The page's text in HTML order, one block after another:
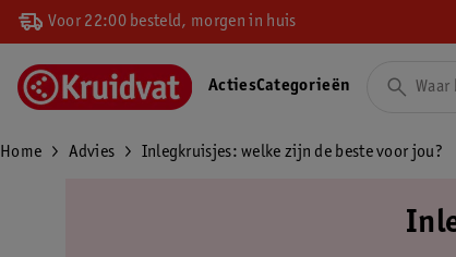
Voor 22:00 besteld, morgen in huis
ActiesCategorieën
Home Advies Inlegkruisjes: welke zijn de beste voor jou?